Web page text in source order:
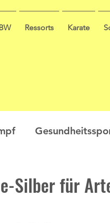
Ressorts Karate
Silber für